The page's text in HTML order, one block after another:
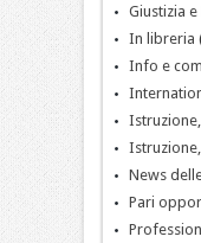
Giustizia
In libreria
Info e
News
Pari